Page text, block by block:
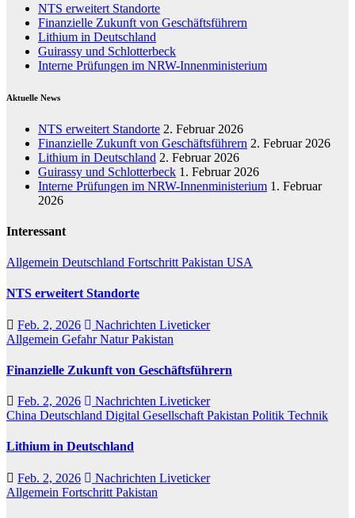
NTS erweitert Standorte
Finanzielle Zukunft von Geschäftsführern
Lithium in Deutschland
Guirassy und Schlotterbeck
Interne Prüfungen im NRW-Innenministerium
Aktuelle News
NTS erweitert Standorte 2. Februar 2026
Finanzielle Zukunft von Geschäftsführern 2. Februar 2026
Lithium in Deutschland 2. Februar 2026
Guirassy und Schlotterbeck 1. Februar 2026
Interne Prüfungen im NRW-Innenministerium 1. Februar
2026
Interessant
Allgemein Deutschland Fortschritt Pakistan USA
NTS erweitert Standorte
Feb. 2, 2026
Nachrichten Liveticker
Allgemein GefahrNaturPakistan
Finanzielle Zukunft von Geschäftsführern
Feb. 2, 2026
Nachrichten Liveticker
China Deutschland Digital Gesellschaft Pakistan Politik Technik
Lithium in Deutschland
Feb. 2, 2026
Nachrichten Liveticker
Allgemein Fortschritt Pakistan